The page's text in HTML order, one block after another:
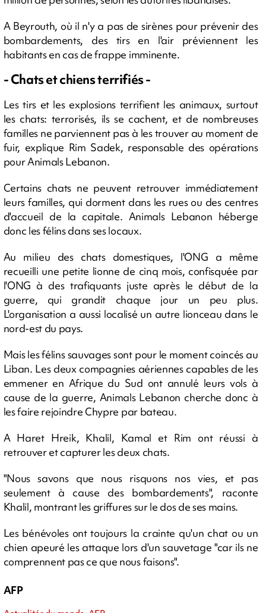
A Beyrouth, où il n'y a pas de sirènes pour prévenir des
bombardements, des tirs en l'air préviennent les
habitants en cas de frappe imminente.
- Chats et chiens terrifiés -
Les tirs et les explosions terrifient les animaux, surtout
les chats: terrorisés, ils se cachent, et de nombreuses
familles ne parviennent pas à les trouver au moment de
fuir, explique Rim Sadek, responsable des opérations
pour Animals Lebanon.
Certains chats ne peuvent retrouver immédiatement
leurs familles, qui dorment dans les rues ou des centres
d'accueil de la capitale. Animals Lebanon héberge
donc les félins dans ses locaux.
Au milieu des chats domestiques, l'ONG a même
recueilli une petite lionne de cinq mois, confisquée par
l'ONG à des trafiquants juste après le début de la
guerre, qui grandit chaque jour un peu plus.
L'organisation a aussi localisé un autre lionceau dans le
nord-est du pays.
Mais les félins sauvages sont pour le moment coincés au
Liban. Les deux compagnies aériennes capables de les
emmener en Afrique du Sud ont annulé leurs vols à
cause de la guerre, Animals Lebanon cherche donc à
les faire rejoindre Chypre par bateau.
A Haret Hreik, Khalil, Kamal et Rim ont réussi à
retrouver et capturer les deux chats.
"Nous savons que nous risquons nos vies, et pas
seulement à cause des bombardements", raconte
Khalil, montrant les griffures sur le dos de ses mains.
Les bénévoles ont toujours la crainte qu'un chat ou un
chien apeuré les attaque lors d'un sauvetage "car ils ne
comprennent pas ce que nous faisons".
AFP